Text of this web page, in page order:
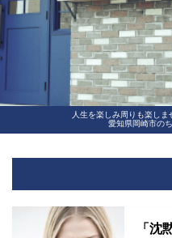
人生を楽しみ周りも楽し
愛知県岡崎市の
「沈